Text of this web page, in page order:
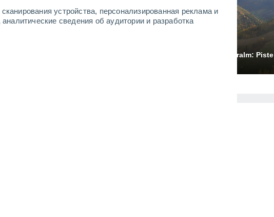
устройства, персонализированная реклама и
сведения об аудитории и разработка
Webcam Riesneralm: Piste